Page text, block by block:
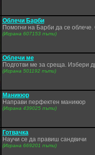
Облечи Барби
Помогни на Барби да се
(Играна 607153 пъти)
Облечи ме
Подготви ме за среща. Избери
(Играна 501192 пъти)
Маникюр
Направи перфектен маникюр
(Играна 439025 пъти)
Готвачка
Научи се да правиш сандвичи
(Играна 669201 пъти)